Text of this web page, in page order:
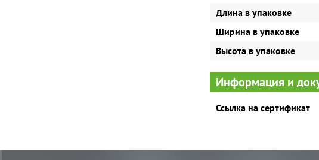
Длина в упаковке
Ширина в упаковке
Высота в упаковке
Информация и
Ссылка на сертификат